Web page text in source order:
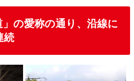
の愛称の通り、沿線に
続